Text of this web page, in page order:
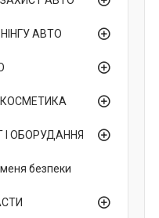
АВТО
КОСМЕТИКА
І ОБОРУДАННЯ
безпеки